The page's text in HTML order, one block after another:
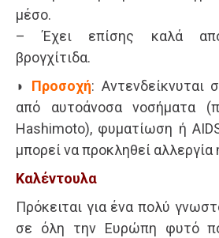
μέσο.
– Έχει επίσης καλά
βρογχίτιδα.
◗ Προσοχή: Αντενδείκνυται
από αυτοάνοσα νοσήματα
Ηashimoto), φυματίωση ή
μπορεί να προκληθεί αλλεργία
Καλέντουλα
Πρόκειται για ένα πολύ
σε όλη την Ευρώπη φυτό